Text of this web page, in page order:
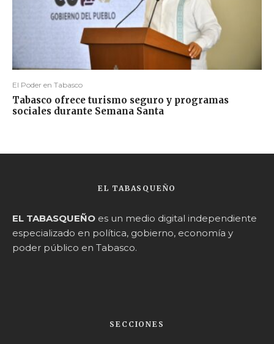
El Poder en Tabasco
Tabasco ofrece turismo seguro y programas
sociales durante Semana Santa
EL TABASQUEÑO
EL TABASQUEÑO es un medio digital independiente
especializado en política, gobierno, economía y
poder público en Tabasco.
SECCIONES